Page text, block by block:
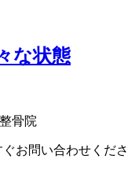
な状態
骨院